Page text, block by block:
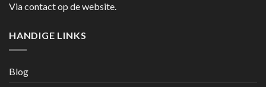
Via contact op de website.
HANDIGE LINKS
Blog